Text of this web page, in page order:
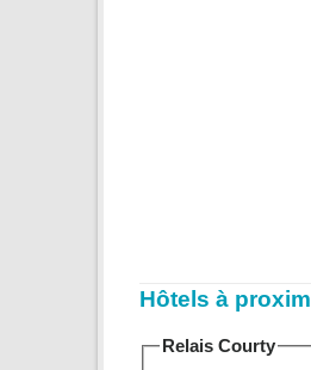
Hôtels à
Relais Courty